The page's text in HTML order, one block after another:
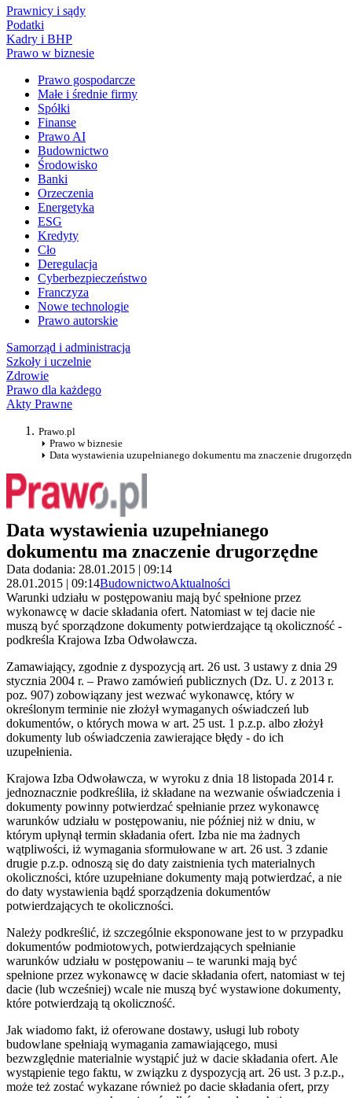
Prawnicy i sądy
Podatki
Kadry i BHP
Prawo w biznesie
Prawo gospodarcze
Małe i średnie firmy
Spółki
Finanse
Prawo AI
Budownictwo
Środowisko
Banki
Orzeczenia
Energetyka
ESG
Kredyty
Cło
Deregulacja
Cyberbezpieczeństwo
Franczyza
Nowe technologie
Prawo autorskie
Samorząd i administracja
Szkoły i uczelnie
Zdrowie
Prawo dla każdego
Akty Prawne
Prawo.pl
Prawo w biznesie
Data wystawienia uzupełnianego dokumentu ma znaczenie
Data wystawienia uzupełnianego
dokumentu ma znaczenie drugorzędne
Data dodania: 28.01.2015 | 09:14
28.01.2015 | 09:14BudownictwoAktualności
Warunki udziału w postępowaniu mają być spełnione przez
wykonawcę w dacie składania ofert. Natomiast w tej dacie nie
muszą być sporządzone dokumenty potwierdzające tą okoliczność -
podkreśla Krajowa Izba Odwoławcza.
Zamawiający, zgodnie z dyspozycją art. 26 ust. 3 ustawy z dnia 29
stycznia 2004 r. – Prawo zamówień publicznych (Dz. U. z 2013 r.
poz. 907) zobowiązany jest wezwać wykonawcę, który w
określonym terminie nie złożył wymaganych oświadczeń lub
dokumentów, o których mowa w art. 25 ust. 1 p.z.p. albo złożył
dokumenty lub oświadczenia zawierające błędy - do ich
uzupełnienia.
Krajowa Izba Odwoławcza, w wyroku z dnia 18 listopada 2014 r.
jednoznacznie podkreśliła, iż składane na wezwanie oświadczenia i
dokumenty powinny potwierdzać spełnianie przez wykonawcę
warunków udziału w postępowaniu, nie później niż w dniu, w
którym upłynął termin składania ofert. Izba nie ma żadnych
wątpliwości, iż wymagania sformułowane w art. 26 ust. 3 zdanie
drugie p.z.p. odnoszą się do daty zaistnienia tych materialnych
okoliczności, które uzupełniane dokumenty mają potwierdzać, a nie
do daty wystawienia bądź sporządzenia dokumentów
potwierdzających te okoliczności.
Należy podkreślić, iż szczególnie eksponowane jest to w przypadku
dokumentów podmiotowych, potwierdzających spełnianie
warunków udziału w postępowaniu – te warunki mają być
spełnione przez wykonawcę w dacie składania ofert, natomiast w tej
dacie (lub wcześniej) wcale nie muszą być wystawione dokumenty,
które potwierdzają tą okoliczność.
Jak wiadomo fakt, iż oferowane dostawy, usługi lub roboty
budowlane spełniają wymagania zamawiającego, musi
bezwzględnie materialnie wystąpić już w dacie składania ofert. Ale
wystąpienie tego faktu, w związku z dyspozycją art. 26 ust. 3 p.z.p.,
może też zostać wykazane również po dacie składania ofert, przy